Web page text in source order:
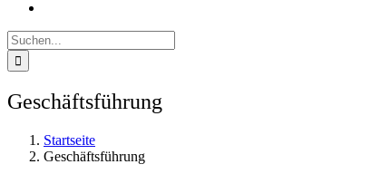
Suche
nach:
Geschäftsführung
Startseite
Geschäftsführung